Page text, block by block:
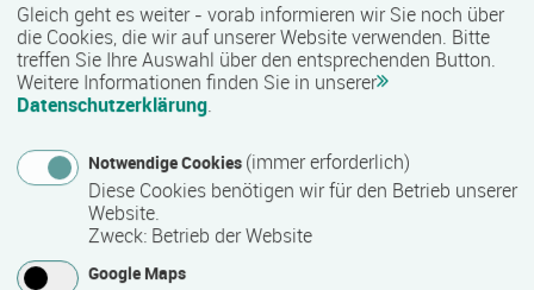
Abschlussart
Teilnahmebestätigung / Zertifikat des Anbieters, Staatlich
anerkannter Abschluss
Nähere Bezeichnung des Abschlusses
Hochschulzertifikat: Sachkunde Berufsbetreuung
Gleich geht es weiter - vorab informieren wir Sie noch über
die Cookies, die wir auf unserer Website verwenden. Bitte
treffen Sie Ihre Auswahl über den entsprechenden Button.
Weitere Informationen finden Sie in unserer
Datenschutzerklärung.
Notwendige Cookies (immer erforderlich)
Diese Cookies benötigen wir für den Betrieb unserer
Website.
Zweck: Betrieb der Website
Google Maps